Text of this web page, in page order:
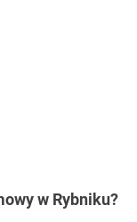
w Rybniku?